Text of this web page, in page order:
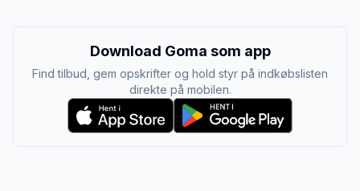
Download Goma som app
Find tilbud, gem opskrifter og hold styr på indkøbslisten
direkte på mobilen.